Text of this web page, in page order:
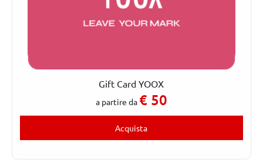
Gift Card YOOX
a partire da€ 50
Acquista